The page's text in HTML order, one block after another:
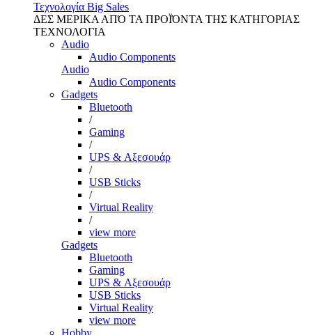
Τεχνολογία Big Sales
ΔΕΣ ΜΕΡΙΚΑ ΑΠΌ ΤΑ ΠΡΟΪΌΝΤΑ ΤΗΣ ΚΑΤΗΓΟΡΙΑΣ
ΤΕΧΝΟΛΟΓΙΑ
Audio
Audio Components
Audio
Audio Components
Gadgets
Bluetooth
/
Gaming
/
UPS & Αξεσουάρ
/
USB Sticks
/
Virtual Reality
/
view more
Gadgets
Bluetooth
Gaming
UPS & Αξεσουάρ
USB Sticks
Virtual Reality
view more
Hobby